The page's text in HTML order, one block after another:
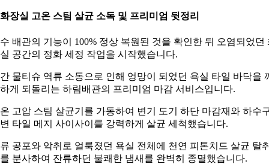
장실 고온 스팀 살균 소독 및 프리미엄 뒷정리
배관의 기능이 100% 정상 복원된 것을 확인한 뒤 오염되었던
공간의 정화 세정 작업을 시작했습니다.
물티슈 역류 소동으로 인해 엉망이 되었던 욕실 타일 바닥을
게 되돌리는 하림배관의 프리미엄 마감 서비스입니다.
고압 스팀 살균기를 가동하여 변기 도기 하단 마감재와 하수
타일 메지 사이사이를 강력하게 살균 세척했습니다.
공포와 악취로 얼룩졌던 욕실 전체에 천연 피톤치드 살균 탈
분사하여 잔류하던 불쾌한 냄새를 완벽히 종멸했습니다.